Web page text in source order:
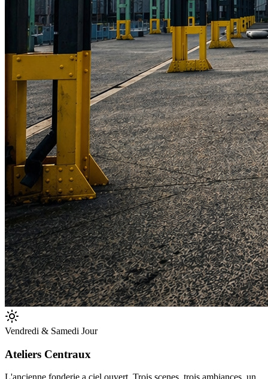
Vendredi & Samedi Jour
Ateliers Centraux